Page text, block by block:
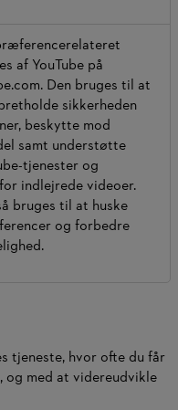
af YouTube på
Den bruges til at
sikkerheden
beskytte mod
samt understøtte
tjenester og
indlejrede videoer.
bruges til at huske
og forbedre
tjeneste, hvor ofte du får
og med at videreudvikle